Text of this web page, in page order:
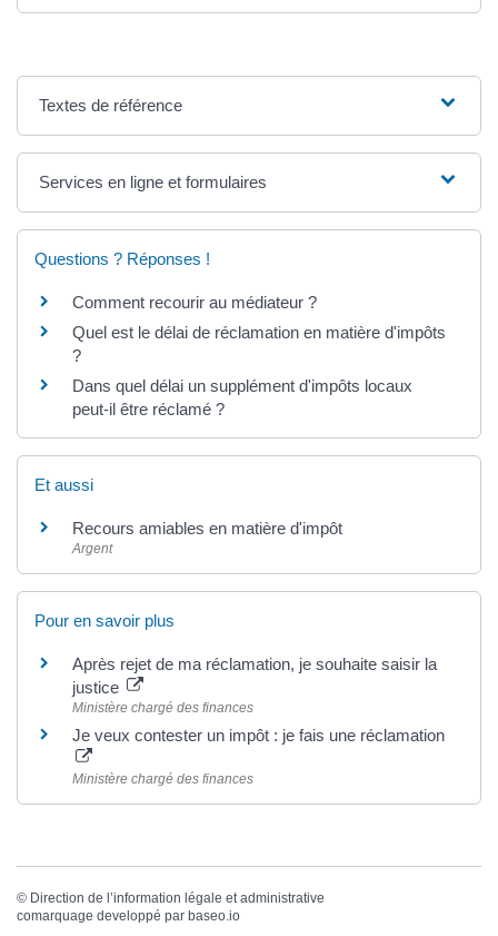
Textes de référence
Services en ligne et formulaires
Questions ? Réponses !
Comment recourir au médiateur ?
Quel est le délai de réclamation en matière d'impôts
?
Dans quel délai un supplément d'impôts locaux
peut-il être réclamé ?
Et aussi
Recours amiables en matière d'impôt
Argent
Pour en savoir plus
Après rejet de ma réclamation, je souhaite saisir la
justice
Ministère chargé des finances
Je veux contester un impôt : je fais une réclamation
Ministère chargé des finances
© Direction de l’information légale et administrative
comarquage developpé par baseo.io